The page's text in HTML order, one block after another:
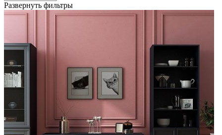
Развернуть фильтры